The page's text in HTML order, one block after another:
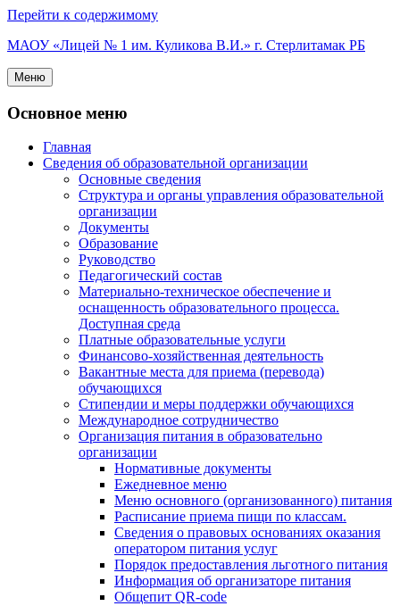
Перейти к содержимому
МАОУ «Лицей № 1 им. Куликова В.И.» г. Стерлитамак РБ
Меню
Основное меню
Главная
Сведения об образовательной организации
Основные сведения
Структура и органы управления образовательной
организации
Документы
Образование
Руководство
Педагогический состав
Материально-техническое обеспечение и
оснащенность образовательного процесса.
Доступная среда
Платные образовательные услуги
Финансово-хозяйственная деятельность
Вакантные места для приема (перевода)
обучающихся
Стипендии и меры поддержки обучающихся
Международное сотрудничество
Организация питания в образовательно
организации
Нормативные документы
Ежедневное меню
Меню основного (организованного) питания
Расписание приема пищи по классам.
Сведения о правовых основаниях оказания
оператором питания услуг
Порядок предоставления льготного питания
Информация об организаторе питания
Общепит QR-code